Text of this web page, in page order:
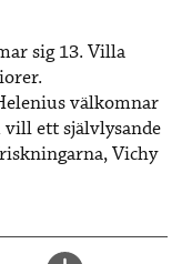
sig 13. Villa
välkomnar
vill ett självlysande
Vichy